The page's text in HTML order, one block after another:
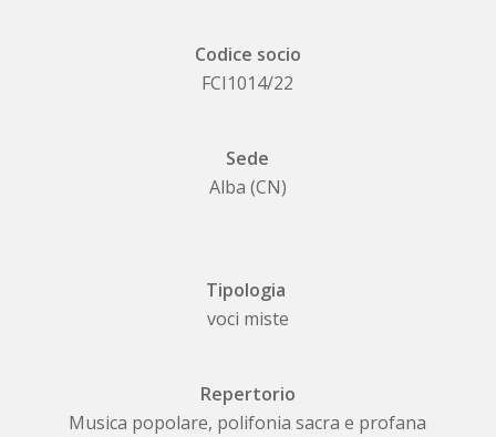
Codice socio
FCI1014/22
Sede
Alba (CN)
Tipologia
voci miste
Repertorio
Musica popolare, polifonia sacra e profana